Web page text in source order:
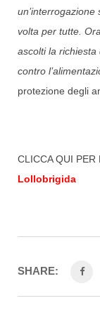
un’interrogazione
volta per tutte.
ascolti la
contro
protezione degli
CLICCA QUI PER
Lollobrigida
SHARE: